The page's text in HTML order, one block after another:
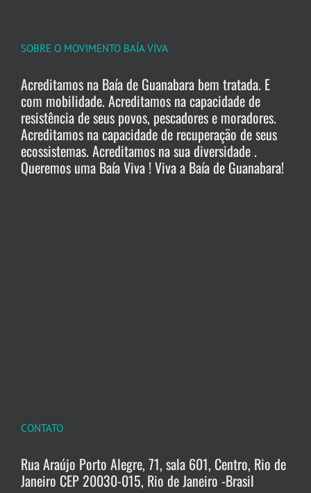
SOBRE O MOVIMENTO BAÍA VIVA
Acreditamos na Baía de Guanabara bem tratada. E
com mobilidade. Acreditamos na capacidade de
resistência de seus povos, pescadores e moradores.
Acreditamos na capacidade de recuperação de seus
ecossistemas. Acreditamos na sua diversidade .
Queremos uma Baía Viva ! Viva a Baía de Guanabara!
CONTATO
Rua Araújo Porto Alegre, 71, sala 601, Centro, Rio de
Janeiro CEP 20030-015, Rio de Janeiro -Brasil